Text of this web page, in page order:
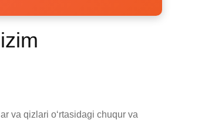
va qizlari o‘rtasidagi chuqur va